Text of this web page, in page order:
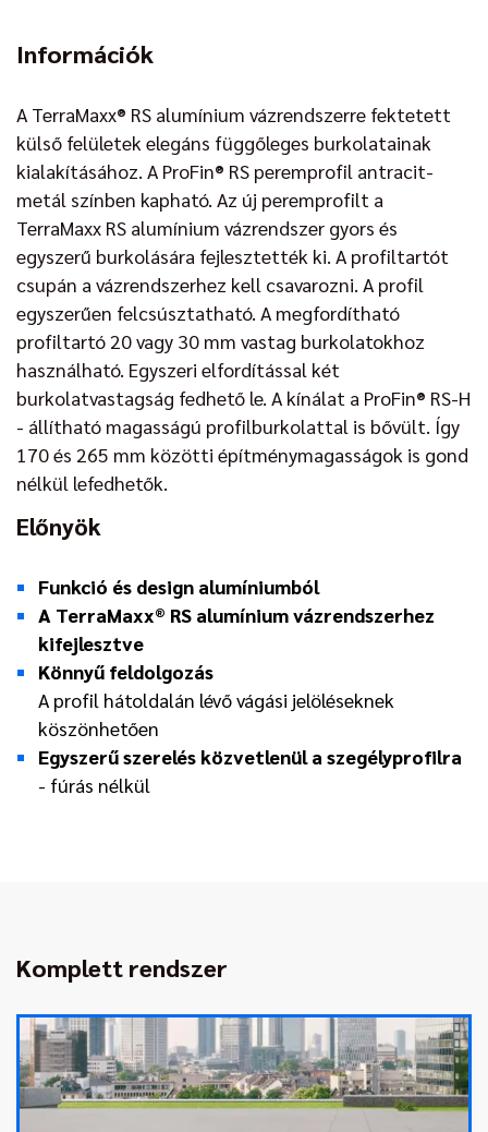
Információk
A TerraMaxx® RS alumínium vázrendszerre fektetett
külső felületek elegáns függőleges burkolatainak
kialakításához. A ProFin® RS peremprofil antracit-
metál színben kapható. Az új peremprofilt a
TerraMaxx RS alumínium vázrendszer gyors és
egyszerű burkolására fejlesztették ki. A profiltartót
csupán a vázrendszerhez kell csavarozni. A profil
egyszerűen felcsúsztatható. A megfordítható
profiltartó 20 vagy 30 mm vastag burkolatokhoz
használható. Egyszeri elfordítással két
burkolatvastagság fedhető le. A kínálat a ProFin® RS-H
- állítható magasságú profilburkolattal is bővült. Így
170 és 265 mm közötti építménymagasságok is gond
nélkül lefedhetők.
Előnyök
Funkció és design alumíniumból
A TerraMaxx® RS alumínium vázrendszerhez
kifejlesztve
Könnyű feldolgozás
A profil hátoldalán lévő vágási jelöléseknek
köszönhetően
Egyszerű szerelés közvetlenül a szegélyprofilra
- fúrás nélkül
Komplett rendszer